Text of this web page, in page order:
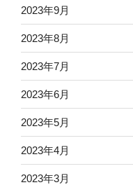
2023年9月
2023年8月
2023年7月
2023年6月
2023年5月
2023年4月
2023年3月